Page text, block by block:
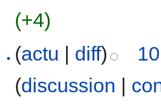
(+4)
(actu | diff)
(discussion |